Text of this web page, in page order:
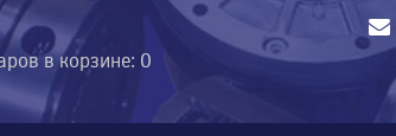
в корзине: 0